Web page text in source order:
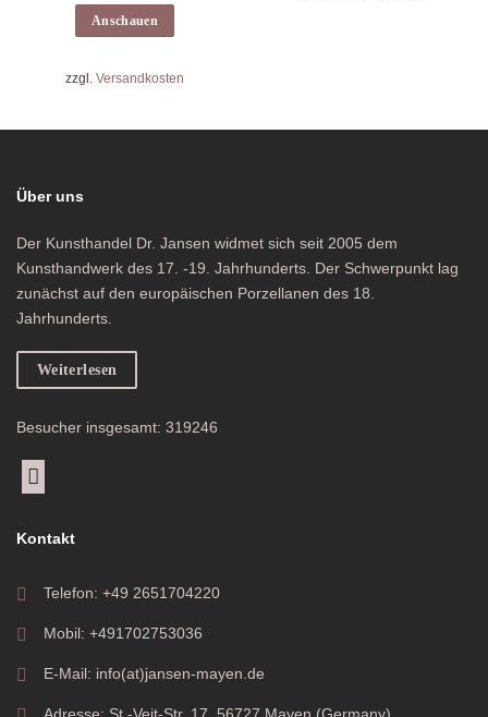
Anschauen
zzgl. Versandkosten
Über uns
Der Kunsthandel Dr. Jansen widmet sich seit 2005 dem
Kunsthandwerk des 17. -19. Jahrhunderts. Der Schwerpunkt lag
zunächst auf den europäischen Porzellanen des 18.
Jahrhunderts.
Weiterlesen
Besucher insgesamt: 319246
Kontakt
Telefon: +49 2651704220
Mobil: +491702753036
E-Mail: info(at)jansen-mayen.de